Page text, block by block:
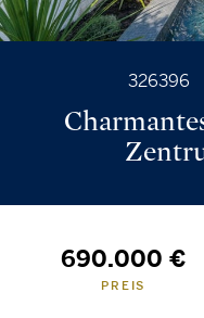
326396
690.000 €
PREIS